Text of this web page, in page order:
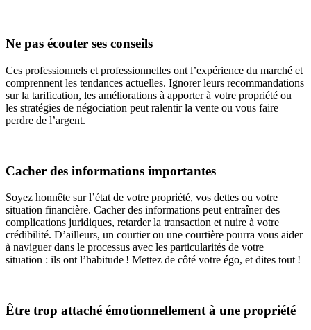
Ne pas écouter ses conseils
Ces professionnels et professionnelles ont l’expérience du marché et
comprennent les tendances actuelles. Ignorer leurs recommandations
sur la tarification, les améliorations à apporter à votre propriété ou
les stratégies de négociation peut ralentir la vente ou vous faire
perdre de l’argent.
Cacher des informations importantes
Soyez honnête sur l’état de votre propriété, vos dettes ou votre
situation financière. Cacher des informations peut entraîner des
complications juridiques, retarder la transaction et nuire à votre
crédibilité. D’ailleurs, un courtier ou une courtière pourra vous aider
à naviguer dans le processus avec les particularités de votre
situation : ils ont l’habitude ! Mettez de côté votre égo, et dites tout !
Être trop attaché émotionnellement à une propriété